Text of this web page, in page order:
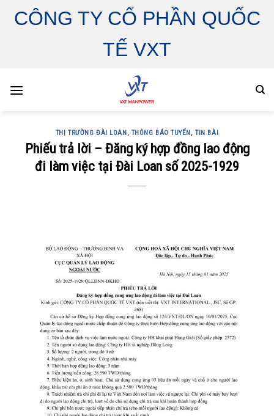
CÔNG TY CỔ PHẦN QUỐC
TẾ VXT
THỊ TRƯỜNG ĐÀI LOAN, THÔNG BÁO TUYỂN,TIN BÀI
Phiếu trả lời – Đăng ký hợp đồng lao động
đi làm việc tại Đài Loan số 2025-1929